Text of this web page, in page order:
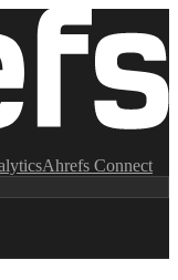
Ahrefs Connect